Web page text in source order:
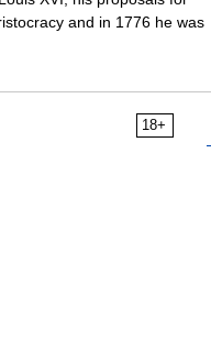
and in 1776 he was
18+